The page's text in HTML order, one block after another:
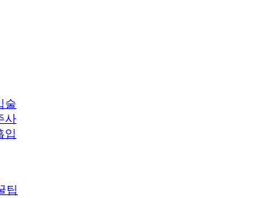
술
사
입
팁